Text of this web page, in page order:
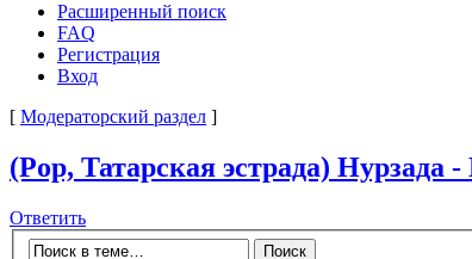
Расширенный поиск
FAQ
Регистрация
Вход
[ Модераторский раздел ]
(Pop, Татарская эстрада)
Ответить